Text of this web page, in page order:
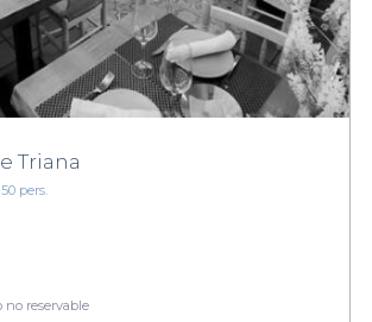
Triana
pers.
no reservable